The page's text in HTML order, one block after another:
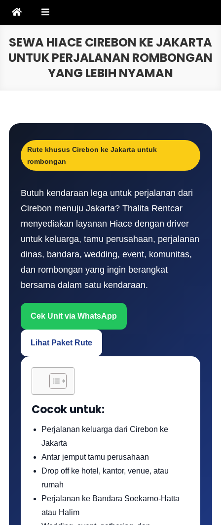
SEWA HIACE CIREBON KE JAKARTA
UNTUK PERJALANAN ROMBONGAN
YANG LEBIH NYAMAN
Rute khusus Cirebon ke Jakarta untuk
rombongan
Butuh kendaraan lega untuk perjalanan dari
Cirebon menuju Jakarta? Thalita Rentcar
menyediakan layanan Hiace dengan driver
untuk keluarga, tamu perusahaan, perjalanan
dinas, bandara, wedding, event, komunitas,
dan rombongan yang ingin berangkat
bersama dalam satu kendaraan.
Cek Unit via WhatsApp
Lihat Paket Rute
Cocok untuk:
Perjalanan keluarga dari Cirebon ke
Jakarta
Antar jemput tamu perusahaan
Drop off ke hotel, kantor, venue, atau
rumah
Perjalanan ke Bandara Soekarno-Hatta
atau Halim